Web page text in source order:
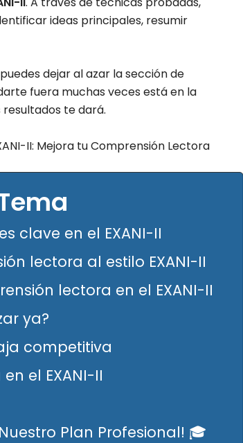
ideas principales, resumir
dejar al azar la sección de
fuera muchas veces está en la
te dará.
clave en el EXANI-II
lectora al estilo EXANI-II
lectora en el EXANI-II
ya?
competitiva
el EXANI-II
Plan Profesional! 🎓